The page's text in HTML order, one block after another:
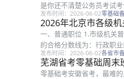
是你还不清楚公务员考试
具。 对完全没接触过公务员
发布时间：2026-06-02零基础
2026年北京市各级
一、普通职位 1.市级机关
的合格分数线为：行政职
力测验满60...
发布时间：2026-06-02各省市
芜湖省考零基础周末
零基础考安徽省考，最难